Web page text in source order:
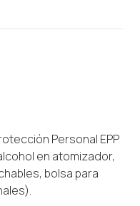
Personal EPP
en atomizador,
bolsa para